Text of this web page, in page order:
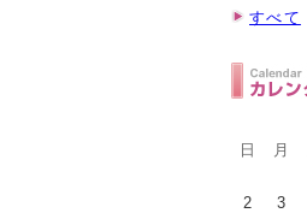
すべて
日
月
2
3